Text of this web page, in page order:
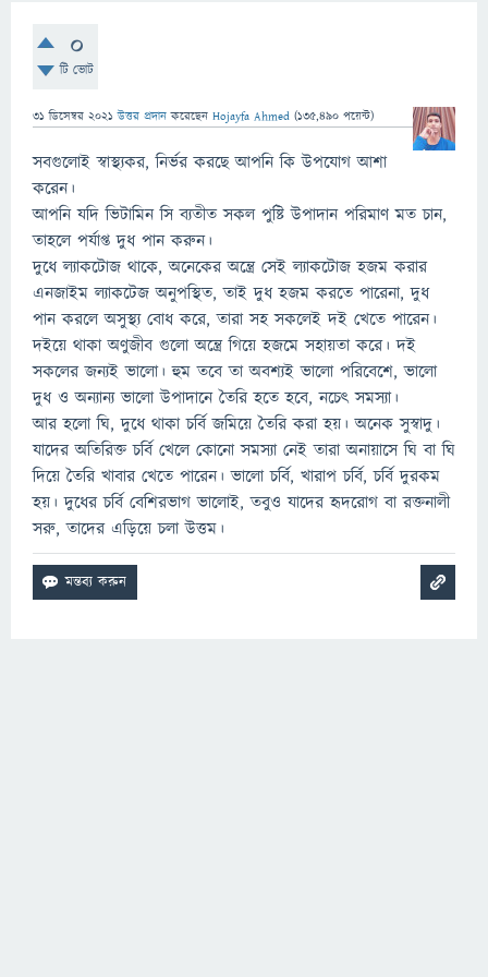
0
টি ভোট
31 ডিসেম্বর 2021 উত্তর প্রদান করেছেন Hojayfa Ahmed (135,490 পয়েন্ট)
সবগুলোই স্বাস্থ্যকর, নির্ভর করছে আপনি কি উপযোগ আশা
করেন।
আপনি যদি ভিটামিন সি ব্যতীত সকল পুষ্টি উপাদান পরিমাণ মত চান,
তাহলে পর্যাপ্ত দুধ পান করুন।
দুধে ল্যাকটোজ থাকে, অনেকের অন্ত্রে সেই ল্যাকটোজ হজম করার
এনজাইম ল্যাকটেজ অনুপস্থিত, তাই দুধ হজম করতে পারেনা, দুধ
পান করলে অসুস্থ্য বোধ করে, তারা সহ সকলেই দই খেতে পারেন।
দইয়ে থাকা অণুজীব গুলো অন্ত্রে গিয়ে হজমে সহায়তা করে। দই
সকলের জন্যই ভালো। হুম তবে তা অবশ্যই ভালো পরিবেশে, ভালো
দুধ ও অন্যান্য ভালো উপাদানে তৈরি হতে হবে, নচেৎ সমস্যা।
আর হলো ঘি, দুধে থাকা চর্বি জমিয়ে তৈরি করা হয়। অনেক সুস্বাদু।
যাদের অতিরিক্ত চর্বি খেলে কোনো সমস্যা নেই তারা অনায়াসে ঘি বা ঘি
দিয়ে তৈরি খাবার খেতে পারেন। ভালো চর্বি, খারাপ চর্বি, চর্বি দুরকম
হয়। দুধের চর্বি বেশিরভাগ ভালোই, তবুও যাদের হৃদরোগ বা রক্তনালী
সরু, তাদের এড়িয়ে চলা উত্তম।